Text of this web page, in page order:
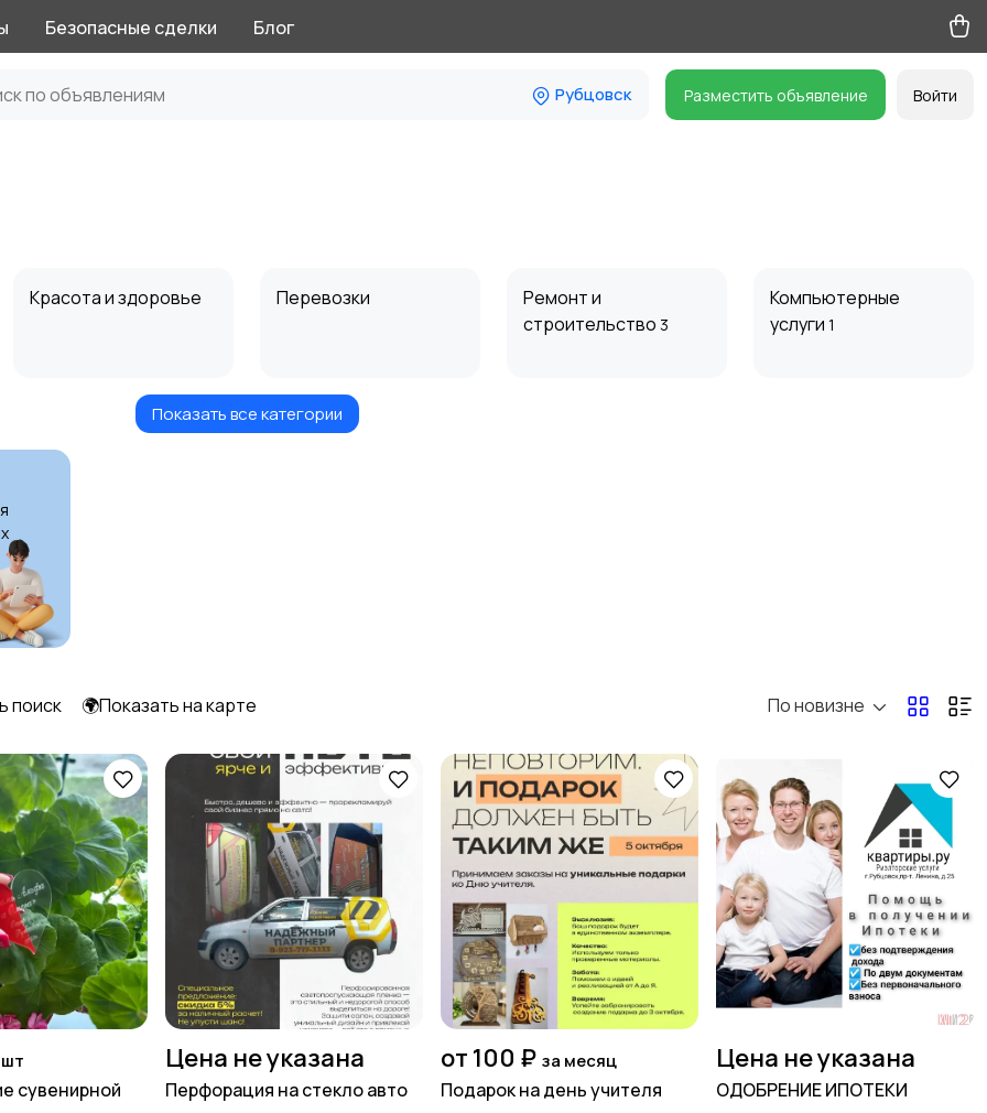
Безопасные сделки Блог
Рубцовск Разместить объявление Войти
Красота и здоровье Перевозки
Ремонт и
строительство 3
Компьютерные
услуги 1
Ремонт техники
Показать все категории
поиск 🌍Показать на карте По новизне
сувенирной
Цена не указана
Перфорация на стекло авто
от 100 ₽ за месяц
Подарок на день учителя
Цена не указана
ОДОБРЕНИЕ ИПОТЕКИ